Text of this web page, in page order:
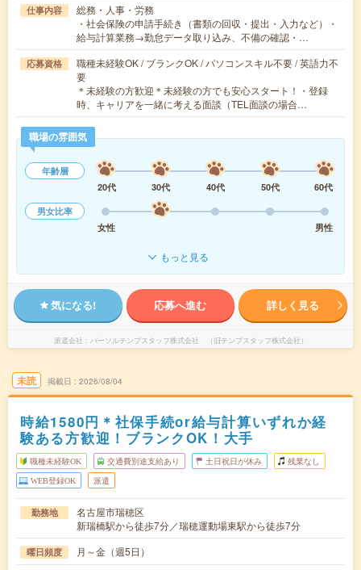
仕事内容
総務・人事・労務
・社会保険の申請手続き（書類の回収・提出・入力など）・
給与計算業務→勤怠データ取り込み、不備の確認・…
応募資格
職種未経験OK / ブランクOK / パソコンスキル不要 / 英語力不
要
＊未経験の方歓迎＊未経験の方でも安心スタート！・登録
時、キャリアを一緒に考える面談（TEL面談の場合…
職場の雰囲気
年齢層
20代
30代 40代 50代
60代
男女比率
女性
男性
もっと見る
気になる! 応募へ進む 詳しく見る
派遣会社 パーソルテンプスタッフ株式会社 （旧テンプスタッフ株式会社）
未読 掲載日 2026/08/04
時給1580円＊社保手続or給与計算いずれか経
験ある方歓迎！ブランクOK！大手
職種未経験OK 交通費別途支給あり 土日祝日が休み 残業なし
WEB登録OK 派遣
勤務地
名古屋市瑞穂区
新瑞橋駅から徒歩7分／瑞穂運動場東駅から徒歩7分
曜日頻度 月～金（週5日）